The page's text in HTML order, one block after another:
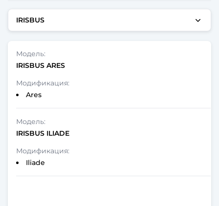
IRISBUS
IRISBUS ARES
Ares
IRISBUS ILIADE
Iliade